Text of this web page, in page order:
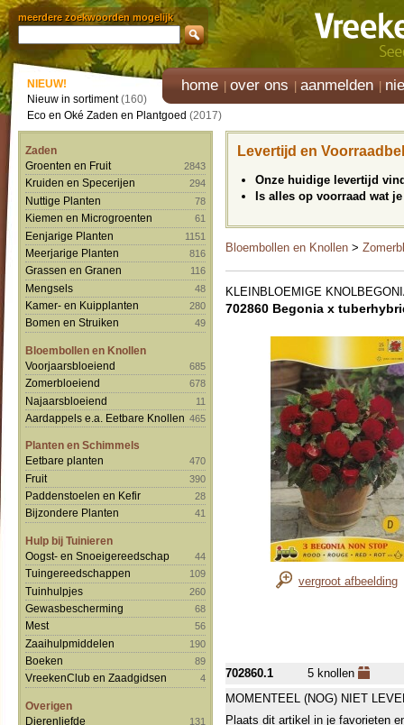
meerdere zoekwoorden mogelijk
home over ons aanmelden
NIEUW!
Nieuw in sortiment(160)
Eco en Oké Zaden en Plantgoed (2017)
Zaden
Groenten en Fruit
2843
Kruiden en Specerijen 294
Nuttige Planten 78
Kiemen en Microgroenten 61
Eenjarige Planten 1151
Meerjarige Planten 816
Grassen en Granen 116
Mengsels 48
Kamer- en Kuipplanten 280
Bomen en Struiken 49
Bloembollen en Knollen
Voorjaarsbloeiend
685
Zomerbloeiend 678
Najaarsbloeiend 11
Aardappels e.a. Eetbare Knollen 465
Planten en Schimmels
Eetbare planten
470
Fruit 390
Paddenstoelen en Kefir 28
Bijzondere Planten 41
Hulp bij Tuinieren
Oogst- en Snoeigereedschap
44
Tuingereedschappen 109
Tuinhulpjes 260
Gewasbescherming 68
Mest 56
Zaaihulpmiddelen 190
Boeken 89
VreekenClub en Zaadgidsen 4
Overigen
Dierenliefde
131
Levertijd en
Onze huidige levertijd
Is alles op voorraad wat
Bloembollen en Knollen >
KLEINBLOEMIGE
702860 Begonia x
vergroot afbeelding
702860.1
5 knollen
MOMENTEEL (NOG) NIET
Plaats dit artikel in je favorieten